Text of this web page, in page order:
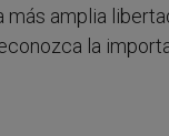
más amplia
la